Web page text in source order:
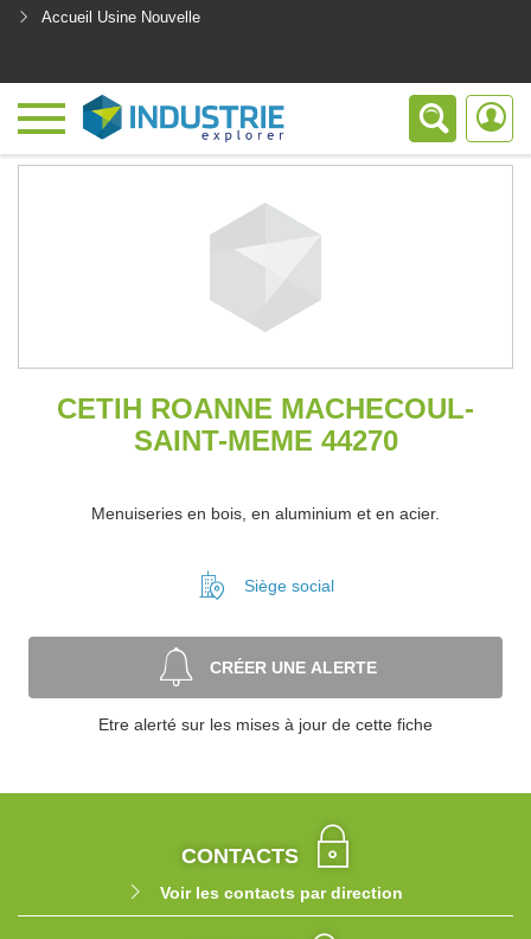
Accueil Usine Nouvelle
CETIH ROANNE MACHECOUL-
SAINT-MEME 44270
Menuiseries en bois, en aluminium et en acier.
Siège social
CRÉER UNE ALERTE
Etre alerté sur les mises à jour de cette fiche
CONTACTS
Voir les contacts par direction